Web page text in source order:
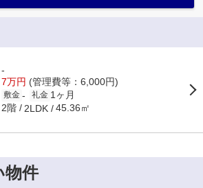
-
7万円 (管理費等：6,000円)
敷金 - 礼金 1ヶ月
2階 2LDK 45.36㎡
物件